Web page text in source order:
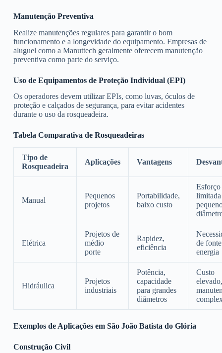
Manutenção Preventiva
Realize manutenções regulares para garantir o bom
funcionamento e a longevidade do equipamento. Empresas de
aluguel como a Manuttech geralmente oferecem manutenção
preventiva como parte do serviço.
Uso de Equipamentos de Proteção Individual (EPI)
Os operadores devem utilizar EPIs, como luvas, óculos de
proteção e calçados de segurança, para evitar acidentes
durante o uso da rosqueadeira.
Tabela Comparativa de Rosqueadeiras
Tipo de
Rosqueadeira
Aplicações Vantagens
Manual
Pequenos
projetos
Portabilidade,
baixo custo
limitada
Elétrica
Projetos de
médio
porte
Rapidez,
eficiência
de
energia
Hidráulica
Projetos
industriais
Potência,
capacidade
para grandes
diâmetros
Custo
elevado,
Exemplos de Aplicações em São João Batista do Glória
Construção Civil